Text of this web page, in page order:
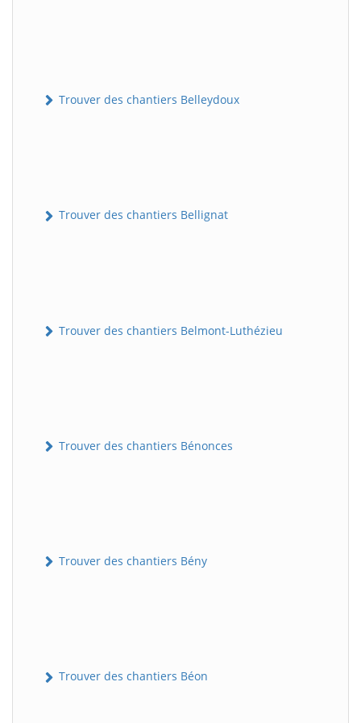
Trouver des chantiers Belleydoux
Trouver des chantiers Bellignat
Trouver des chantiers Belmont-Luthézieu
Trouver des chantiers Bénonces
Trouver des chantiers Bény
Trouver des chantiers Béon